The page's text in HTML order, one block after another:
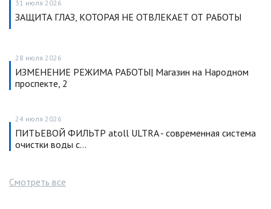
31 июля 2026
ЗАЩИТА ГЛАЗ, КОТОРАЯ НЕ ОТВЛЕКАЕТ ОТ РАБОТЫ
28 июля 2026
ИЗМЕНЕНИЕ РЕЖИМА РАБОТЫ| Магазин на Народном
проспекте, 2
24 июля 2026
ПИТЬЕВОЙ ФИЛЬТР atoll ULTRA - современная система
очистки воды с…
Смотреть все